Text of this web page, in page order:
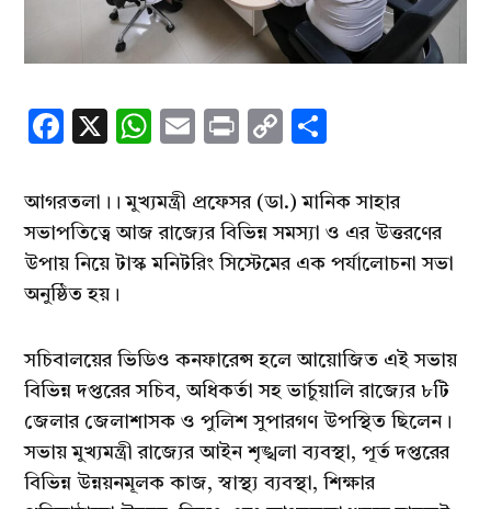
Facebook
X WhatsApp
EmailPrintCopy
আগরতলা।। মুখ্যমন্ত্রী প্রফেসর (ডা.) মানিক সাহার
সভাপতিত্বে আজ রাজ্যের বিভিন্ন সমস্যা ও এর উত্তরণের
উপায় নিয়ে টাস্ক মনিটরিং সিস্টেমের এক পর্যালোচনা সভা
অনুষ্ঠিত হয়।
সচিবালয়ের ভিডিও কনফারেন্স হলে আয়োজিত এই সভায়
বিভিন্ন দপ্তরের সচিব, অধিকর্তা সহ ভার্চুয়ালি রাজ্যের ৮টি
জেলার জেলাশাসক ও পুলিশ সুপারগণ উপস্থিত ছিলেন।
সভায় মুখ্যমন্ত্রী রাজ্যের আইন শৃঙ্খলা ব্যবস্থা, পূর্ত দপ্তরের
বিভিন্ন উন্নয়নমূলক কাজ, স্বাস্থ্য ব্যবস্থা, শিক্ষার